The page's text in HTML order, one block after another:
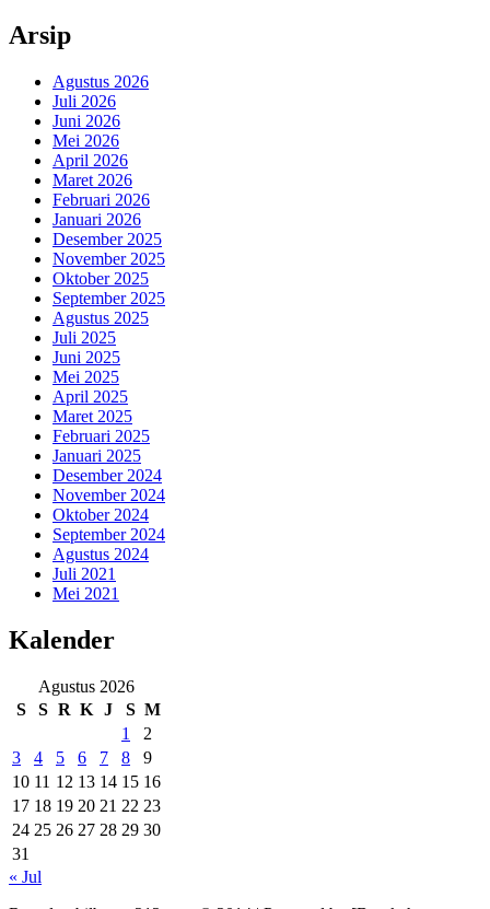
Arsip
Agustus 2026
Juli 2026
Juni 2026
Mei 2026
April 2026
Maret 2026
Februari 2026
Januari 2026
Desember 2025
November 2025
Oktober 2025
September 2025
Agustus 2025
Juli 2025
Juni 2025
Mei 2025
April 2025
Maret 2025
Februari 2025
Januari 2025
Desember 2024
November 2024
Oktober 2024
September 2024
Agustus 2024
Juli 2021
Mei 2021
Kalender
Agustus 2026
S
S R K J S M
1
2
3
4 5 6 7 8
9
10 11 12 13 14 15 16
17 18 19 20 21 22 23
24 25 26 27 28 29 30
31
« Jul